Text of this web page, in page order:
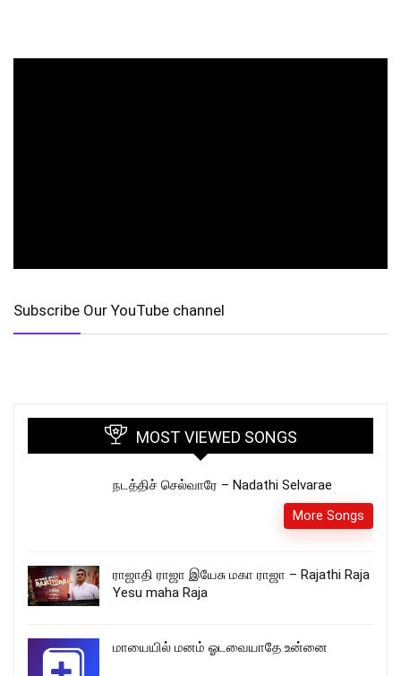
Subscribe Our YouTube channel
MOST VIEWED SONGS
நடத்திச் செல்வாரே – Nadathi Selvarae
More Songs
ராஜாதி ராஜா இயேசு மகா ராஜா – Rajathi Raja
Yesu maha Raja
மாயையில் மனம் ஓடவையாதே உன்னை